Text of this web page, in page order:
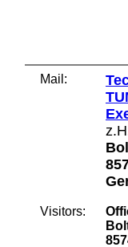
Mail:
Visitors: